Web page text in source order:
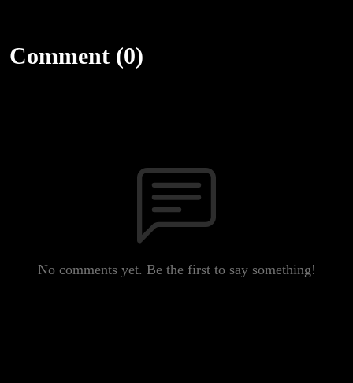
Comment (0)
No comments yet. Be the first to say something!